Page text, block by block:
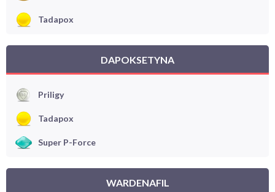
Tadapox
DAPOKSETYNA
Priligy
Tadapox
Super P-Force
WARDENAFIL